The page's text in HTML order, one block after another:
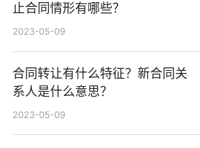
止合同情形有哪些？
2023-05-09
合同转让有什么特征？新合同关
系人是什么意思？
2023-05-09